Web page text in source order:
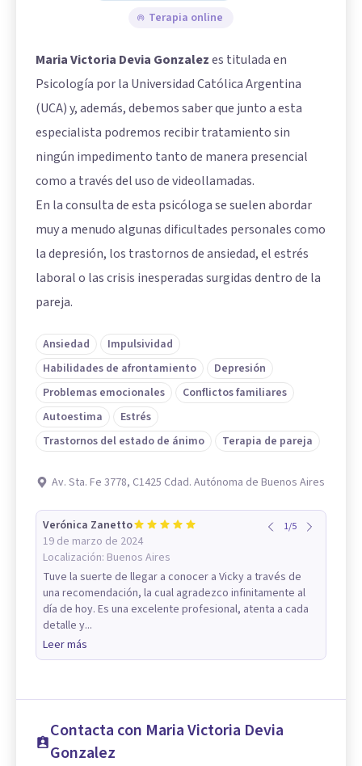
Terapia online
Maria Victoria Devia Gonzalezes titulada en
Psicología por la Universidad Católica Argentina
(UCA) y, además, debemos saber que junto a esta
especialista podremos recibir tratamiento sin
ningún impedimento tanto de manera presencial
como a través del uso de videollamadas.
En la consulta de esta psicóloga se suelen abordar
muy a menudo algunas dificultades personales como
la depresión, los trastornos de ansiedad, el estrés
laboral o las crisis inesperadas surgidas dentro de la
pareja.
Ansiedad
Impulsividad
Habilidades de afrontamiento
Depresión
Problemas emocionales
Conflictos familiares
Autoestima
Estrés
Trastornos del estado de ánimo
Terapia de pareja
Av. Sta. Fe 3778, C1425 Cdad. Autónoma de Buenos Aires
Verónica Zanetto
19 de marzo de 2024
Localización: Buenos Aires
1/5
Tuve la suerte de llegar a conocer a Vicky a través de
una recomendación, la cual agradezco infinitamente al
día de hoy. Es una excelente profesional, atenta a cada
detalle y...
Leer más
Contacta con Maria Victoria Devia
Gonzalez